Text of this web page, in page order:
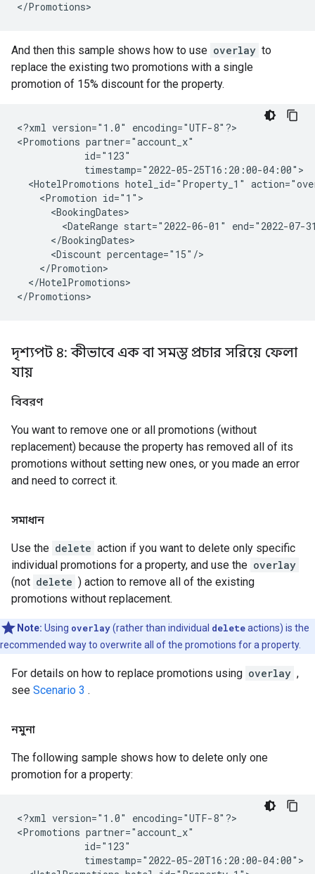
And then this sample shows how to use overlay to
replace the existing two promotions with a single
promotion of 15% discount for the property.
<?xml version="1.0" encoding="UTF-8"?>
<Promotions partner="account_x"
            id="123"
            timestamp="2022-05-25T16:20:00-04:00">
<HotelPromotions hotel_id="Property_1"
    <Promotion id="1">
      <BookingDates>
<DateRange start="2022-06-01" end="2022-07-
      </BookingDates>
      <Discount percentage="15"/>
    </Promotion>
  </HotelPromotions>
দৃশ্যপট ৪: কীভাবে এক বা সমস্ত প্রচার সরিয়ে ফেলা
যায়
বিবরণ
You want to remove one or all promotions (without
replacement) because the property has removed all of its
promotions without setting new ones, or you made an error
and need to correct it.
সমাধান
Use the delete action if you want to delete only specific
individual promotions for a property, and use the overlay
(not delete ) action to remove all of the existing
promotions without replacement.
Note: Using overlay(rather than individual deleteactions) is the
recommended way to overwrite all of the promotions for a property.
For details on how to replace promotions using overlay ,
see Scenario 3 .
নমুনা
The following sample shows how to delete only one
promotion for a property:
<?xml version="1.0" encoding="UTF-8"?>
<Promotions partner="account_x"
            id="123"
            timestamp="2022-05-20T16:20:00-04:00">